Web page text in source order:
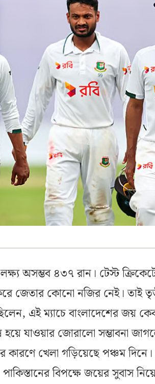
অসম্ভব ৪৩৭ রান। টেস্ট
জেতার কোনো নজির নেই। তাই
এই ম্যাচে বাংলাদেশের জয়
হয়ে যাওয়ার জোরালো সম্ভাবনা
কারণে খেলা গড়িয়েছে পঞ্চম
বিপক্ষে জয়ের সুবাস